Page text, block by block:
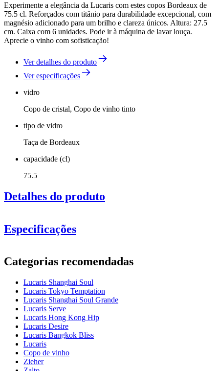
Experimente a elegância da Lucaris com estes copos Bordeaux de
75.5 cl. Reforçados com titânio para durabilidade excepcional, com
magnésio adicionado para um brilho e clareza únicos. Altura: 27.5
cm. Caixa com 6 unidades. Pode ir à máquina de lavar louça.
Aprecie o vinho com sofisticação!
Ver detalhes do produto
Ver especificações
vidro
Copo de cristal, Copo de vinho tinto
tipo de vidro
Taça de Bordeaux
capacidade (cl)
75.5
Detalhes do produto
Especificações
Número do produtoLS03BD26G
Dimensões (LxAxP cm)
Peso (kg)0.333
Altura (cm)27.5
Largura (cm)40
profundidade (cm)
vidro
Série de produtos
vidroCopo de cristal, Copo de vinho tinto
Categorias recomendadas
Lucaris Shanghai Soul
Lucaris Tokyo Temptation
Lucaris Shanghai Soul Grande
Lucaris Serve
Lucaris Hong Kong Hip
Lucaris Desire
Lucaris Bangkok Bliss
Lucaris
Copo de vinho
Zieher